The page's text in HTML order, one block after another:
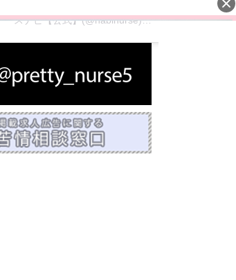
文化放送ナースナビ【公式】(@nabinurse)がシェアした投稿